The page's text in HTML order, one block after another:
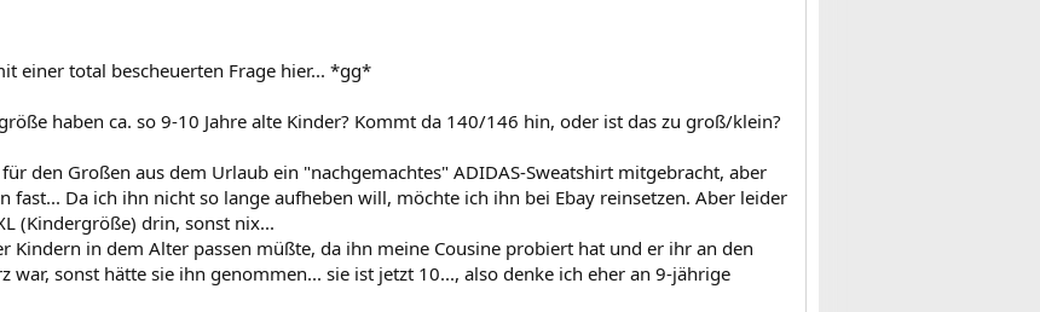
einer total bescheuerten Frage hier... *gg*
haben ca. so 9-10 Jahre alte Kinder? Kommt da 140/146 hin, oder ist das zu groß/klein?
den Großen aus dem Urlaub ein "nachgemachtes" ADIDAS-Sweatshirt mitgebracht, aber
fast... Da ich ihn nicht so lange aufheben will, möchte ich ihn bei Ebay reinsetzen. Aber leider
(Kindergröße) drin, sonst nix...
Kindern in dem Alter passen müßte, da ihn meine Cousine probiert hat und er ihr an den
war, sonst hätte sie ihn genommen... sie ist jetzt 10..., also denke ich eher an 9-jährige